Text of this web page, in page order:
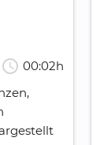
schedule 00:02h